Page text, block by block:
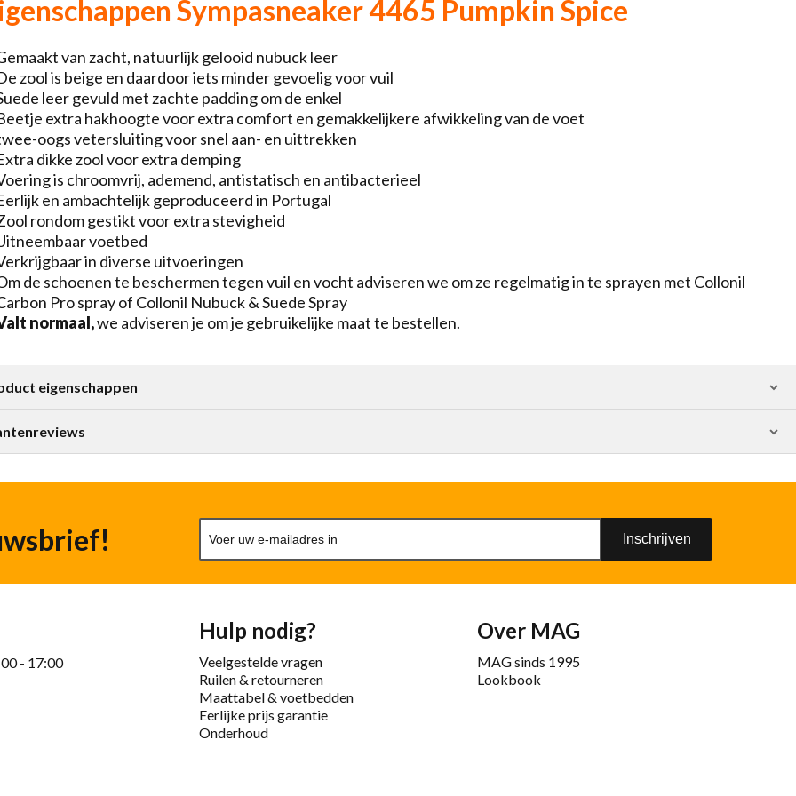
Sympasneaker 4465 Pumpkin Spice
van zacht, natuurlijk gelooid nubuck leer
zool is beige en daardoor iets minder gevoelig voor vuil
leer gevuld met zachte padding om de enkel
extra hakhoogte voor extra comfort en gemakkelijkere afwikkeling van de voet
oogs vetersluiting voor snel aan- en uittrekken
dikke zool voor extra demping
is chroomvrij, ademend, antistatisch en antibacterieel
en ambachtelijk geproduceerd in Portugal
rondom gestikt voor extra stevigheid
voetbed
in diverse uitvoeringen
de schoenen te beschermen tegen vuil en vocht adviseren we om ze regelmatig in te sprayen met Collonil
Pro spray of Collonil Nubuck & Suede Spray
normaal,we adviseren je om je gebruikelijke maat te bestellen.
eigenschappen
Inschrijven
- 17:00
Hulp nodig?
Veelgestelde vragen
Ruilen & retourneren
Maattabel & voetbedden
Eerlijke prijs garantie
Onderhoud
Over MAG
MAG sinds 1995
Lookbook